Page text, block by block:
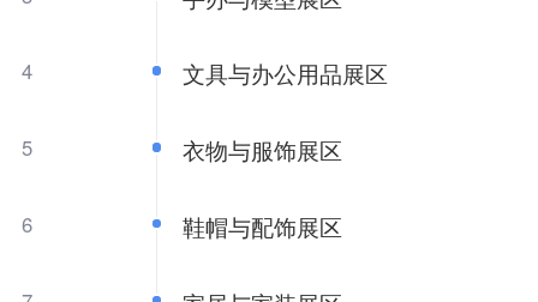
4 文具与办公用品展区
5 衣物与服饰展区
6 鞋帽与配饰展区